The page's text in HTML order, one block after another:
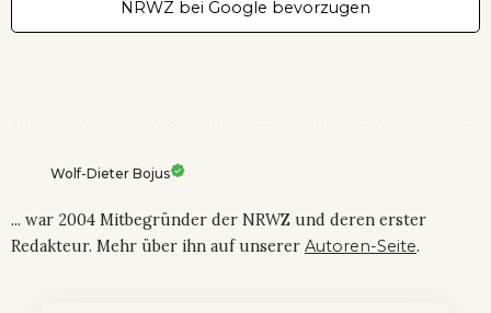
NRWZ bei Google bevorzugen
Wolf-Dieter Bojus
... war 2004 Mitbegründer der NRWZ und deren erster
Redakteur. Mehr über ihn auf unserer Autoren-Seite.